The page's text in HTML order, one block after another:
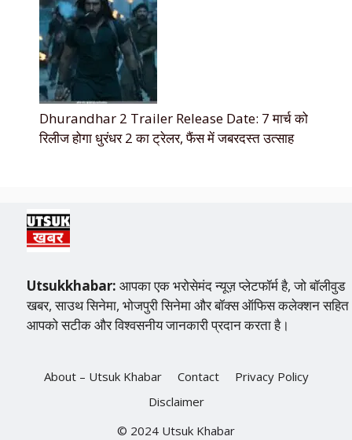
Dhurandhar 2 Trailer Release Date: 7 मार्च को
रिलीज होगा धुरंधर 2 का ट्रेलर, फैंस में जबरदस्त उत्साह
Utsukkhabar: आपका एक भरोसेमंद न्यूज़ प्लेटफॉर्म है, जो बॉलीवुड
खबर, साउथ सिनेमा, भोजपुरी सिनेमा और बॉक्स ऑफिस कलेक्शन सहित
आपको सटीक और विश्वसनीय जानकारी प्रदान करता है।
About – Utsuk Khabar Contact
Privacy Policy
Disclaimer
© 2024 Utsuk Khabar